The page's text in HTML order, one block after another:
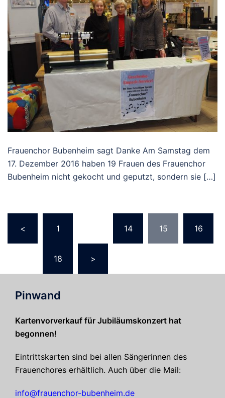
Frauenchor Bubenheim sagt Danke Am Samstag dem
17. Dezember 2016 haben 19 Frauen des Frauenchor
Bubenheim nicht gekocht und geputzt, sondern sie […]
Seitennummerierung
Beiträge
< 1 14 15 16
18 >
Pinwand
Kartenvorverkauf für Jubiläumskonzert hat
begonnen!
Eintrittskarten sind bei allen Sängerinnen des
Frauenchores erhältlich. Auch über die Mail:
info@frauenchor-bubenheim.de